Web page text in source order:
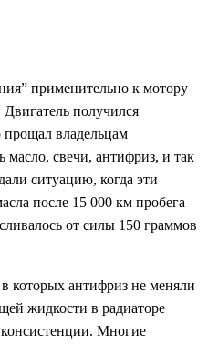
применительно к мотору
получился
прощал владельцам
масло, свечи, антифриз, и так
ситуацию, когда эти
после 15 000 км пробега
от силы 150 граммов
антифриз не меняли
жидкости в радиаторе
консистенции. Многие